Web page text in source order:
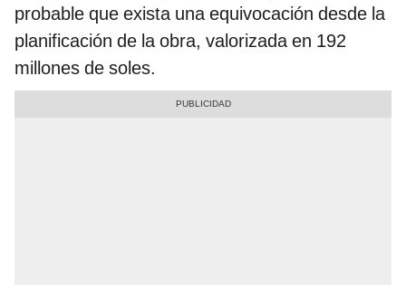
probable que exista una equivocación desde la
planificación de la obra, valorizada en 192
millones de soles.